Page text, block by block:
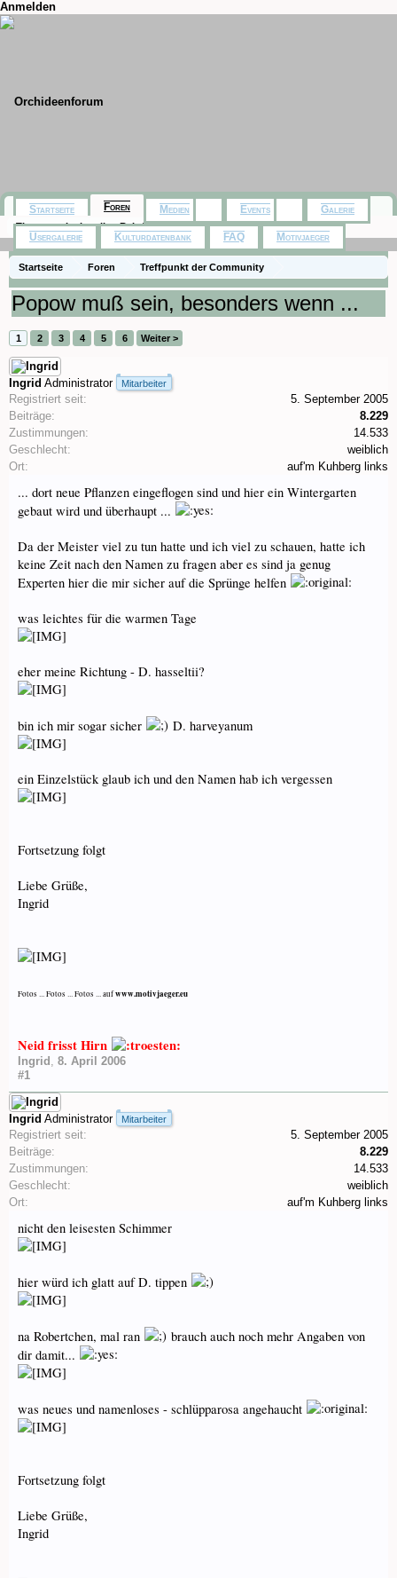
Anmelden
Startseite Foren
Treffpunkt der Community
Orchideenfotos (Naturformen)
Popow muß sein, besonders wenn ...
1 2 3 4 5 6 Weiter >
Ingrid Administrator Mitarbeiter
Registriert seit:
5. September 2005
Beiträge:
8.229
Zustimmungen:
14.533
Geschlecht:
weiblich
Ort:
auf'm Kuhberg links
... dort neue Pflanzen eingeflogen sind und hier ein Wintergarten
gebaut wird und überhaupt ...
Da der Meister viel zu tun hatte und ich viel zu schauen, hatte ich
keine Zeit nach den Namen zu fragen aber es sind ja genug
Experten hier die mir sicher auf die Sprünge helfen
was leichtes für die warmen Tage
eher meine Richtung - D. hasseltii?
bin ich mir sogar sicher D. harveyanum
ein Einzelstück glaub ich und den Namen hab ich vergessen
Fortsetzung folgt
Liebe Grüße,
Ingrid
Fotos ... Fotos ... Fotos ... aufwww.motivjaeger.eu
Neid frisst Hirn
Ingrid , 8. April 2006
#1
Ingrid Administrator Mitarbeiter
Registriert seit:
5. September 2005
Beiträge:
8.229
Zustimmungen:
14.533
Geschlecht:
weiblich
Ort:
auf'm Kuhberg links
nicht den leisesten Schimmer
hier würd ich glatt auf D. tippen
na Robertchen, mal ran
brauch auch noch mehr Angaben von
dir damit...
was neues und namenloses - schlüpparosa angehaucht
Fortsetzung folgt
Liebe Grüße,
Ingrid
Startseite Foren
Themen mit aktuellen Beiträgen
Medien Events Galerie
Usergalerie Kulturdatenbank FAQ Motivjaeger